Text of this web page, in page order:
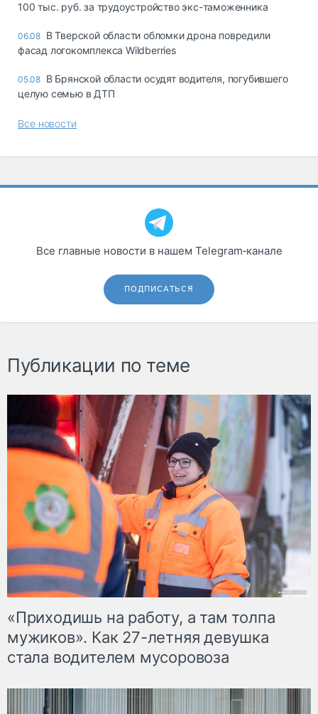
100 тыс. руб. за трудоустройство экс-таможенника
06.08 В Тверской области обломки дрона повредили
фасад логокомплекса Wildberries
05.08 В Брянской области осудят водителя, погубившего
целую семью в ДТП
Все новости
Все главные новости в нашем Telegram‑канале
ПОДПИСАТЬСЯ
Публикации по теме
«Приходишь на работу, а там толпа
мужиков». Как 27-летняя девушка
стала водителем мусоровоза